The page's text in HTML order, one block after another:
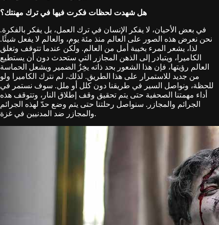
هل شهدت لحظات فكرت فيها في ترك مهنتك؟
في بعض الأحيان، لا يفكر الإنسان في ترك العمل، بل يفكر بالفكرة.
نحن نعرض هذه الصور على العالم منذ مئة يوم، والعالم لا يفعل شيئًا.
لذا، يشعر المرء بخيبة أمل من العالم. ولكن عندما تتوقف وتغلق
الكاميرا، ويتبادر إلى الذهن المجازر التي ستحدث دون أن يستطيع
العالم رؤيتها، فإن هذا الشعور بحد ذاته يخِزُ الضمير ويشعل الحماسة
من جديد للاستمرار على هذا الطريق. لذلك، لم نترك الكاميرا ولو
للحظة، ونواصل السير في طريقنا دون كلل أو ملل. سوف نستمر في
أداء مهمتنا الصحفية حتى يتم تحقيق وقف إطلاق النار، وتتوقف هذه
الجرائم والمجازر. سنواصل رحلتنا حتى يتم وضع حدّ لهذه الجرائم
والمجازر ضد المدنيين في غزة.